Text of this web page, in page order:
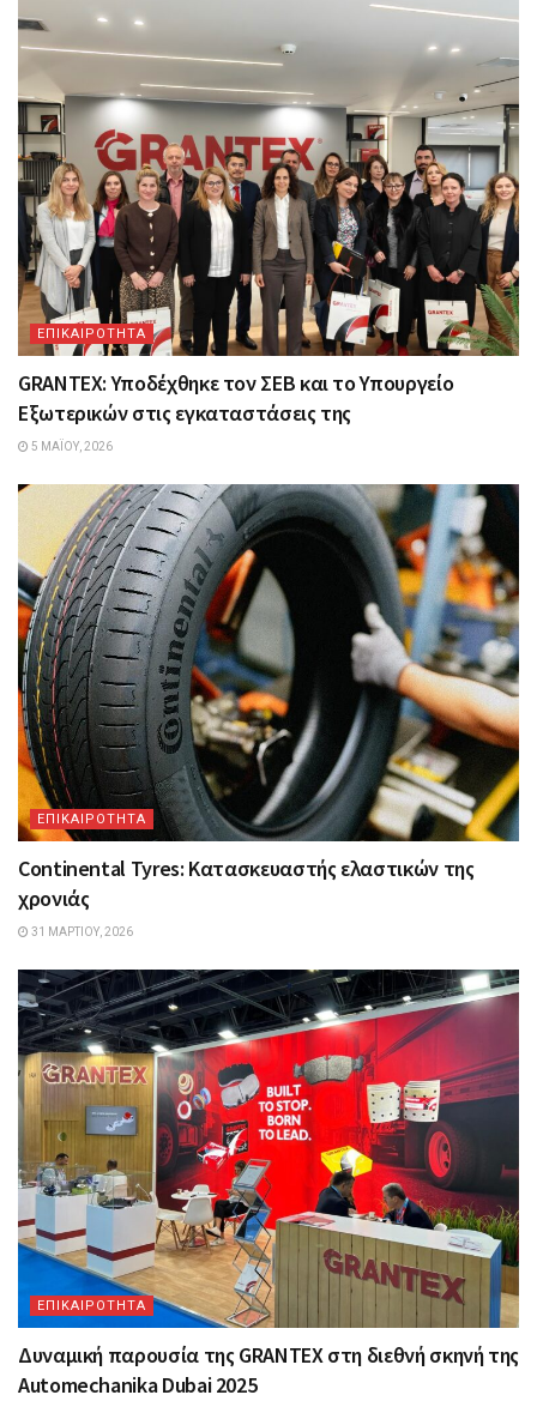
ΕΠΙΚΑΙΡΟΤΗΤΑ
GRANTEX: Υποδέχθηκε τον ΣΕΒ και το Υπουργείο
Εξωτερικών στις εγκαταστάσεις της
5 ΜΑΪ́ΟΥ, 2026
ΕΠΙΚΑΙΡΟΤΗΤΑ
Continental Tyres: Κατασκευαστής ελαστικών της
χρονιάς
31 ΜΑΡΤΊΟΥ, 2026
ΕΠΙΚΑΙΡΟΤΗΤΑ
Δυναμική παρουσία της GRANTEX στη διεθνή σκηνή της
Automechanika Dubai 2025